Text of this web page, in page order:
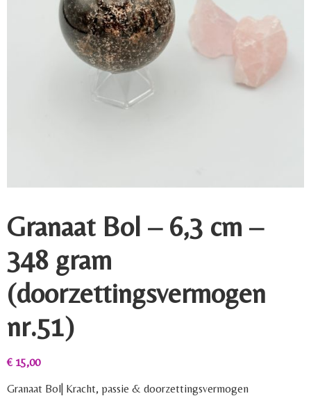
Granaat Bol – 6,3 cm –
348 gram
(doorzettingsvermogen
nr.51)
€ 15,00
Granaat Bol| Kracht, passie & doorzettingsvermogen